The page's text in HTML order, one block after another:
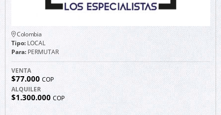
Colombia
Tipo:LOCAL
Para:PERMUTAR
VENTA
$77.000COP
ALQUILER
$1.300.000COP